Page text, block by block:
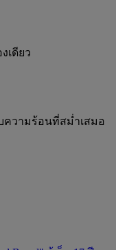
เดียว
วามร้อนที่สม่ำเสมอ